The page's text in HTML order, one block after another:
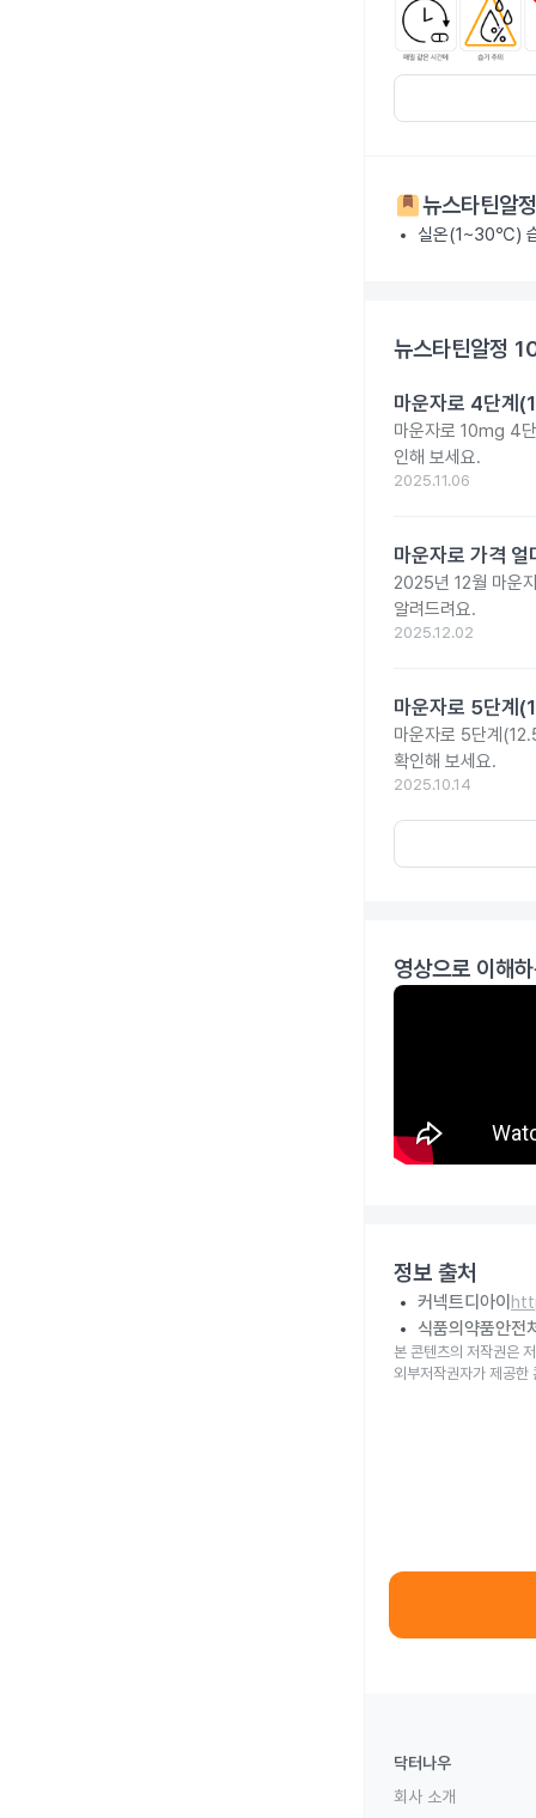
뉴스타틴알
실온(1~30℃)
뉴스타틴알정
마운자로 4단계
마운자로 10mg 4
인해 보세요.
2025.11.06
마운자로 가격
2025년 12월 마운
알려드려요.
2025.12.02
마운자로 5단계
마운자로 5단계
확인해 보세요.
2025.10.14
영상으로 이해
정보 출처
커넥트디아이
식품의약품안전
본 콘텐츠의 저작권은
외부저작권자가 제공한
닥터나우
회사 소개